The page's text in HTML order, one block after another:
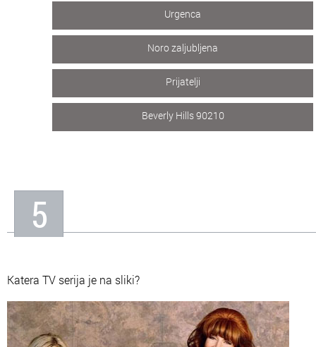
Urgenca
Noro zaljubljena
Prijatelji
Beverly Hills 90210
5
Katera TV serija je na sliki?